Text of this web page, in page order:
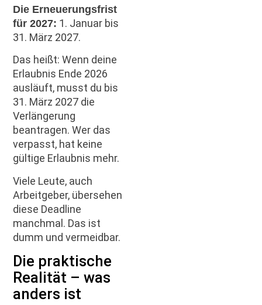
Die Erneuerungsfrist
für 2027: 1. Januar bis
31. März 2027.
Das heißt: Wenn deine
Erlaubnis Ende 2026
ausläuft, musst du bis
31. März 2027 die
Verlängerung
beantragen. Wer das
verpasst, hat keine
gültige Erlaubnis mehr.
Viele Leute, auch
Arbeitgeber, übersehen
diese Deadline
manchmal. Das ist
dumm und vermeidbar.
Die praktische
Realität – was
anders ist